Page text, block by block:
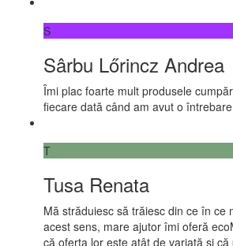
S
Sârbu Lőrincz Andrea
Îmi plac foarte mult produsele
fiecare dată când am avut o
T
Tusa Renata
Mă străduiesc să trăiesc din ce în ce
acest sens, mare ajutor îmi oferă
că oferta lor este atât de variată și